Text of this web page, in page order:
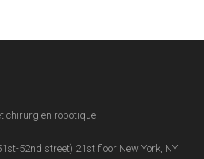
chirurgien robotique
52nd street) 21st floor New York, NY